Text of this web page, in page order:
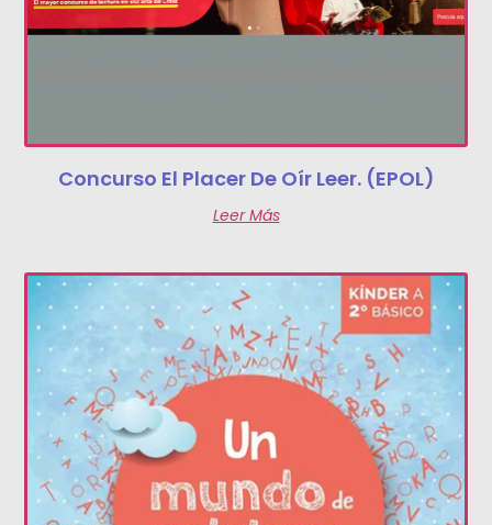
Concurso El Placer De Oír Leer. (EPOL)
Leer Más